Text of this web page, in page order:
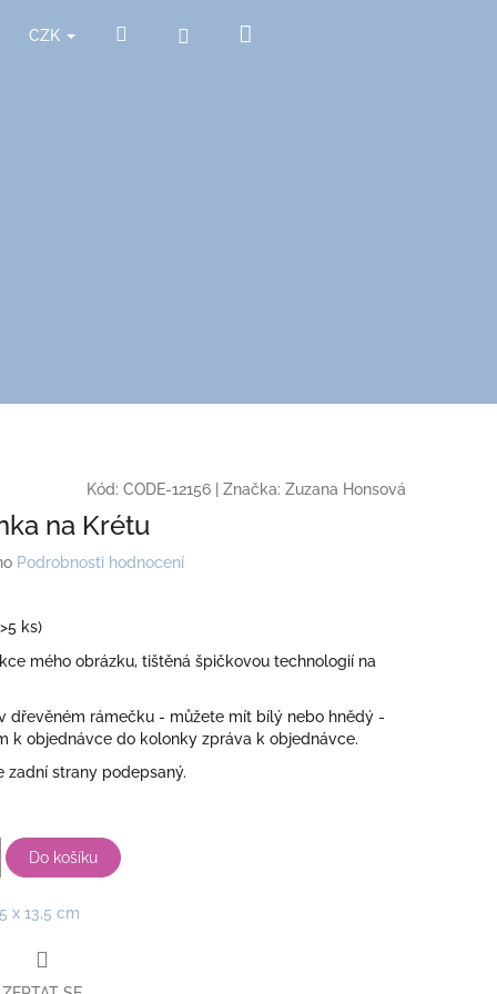
CZK Hledat Přihlášení
Kód: CODE-12156 Značka: Zuzana Honsová
na Krétu
Podrobnosti hodnocení
ks)
mého obrázku, tištěná špičkovou technologií na
dřevěném rámečku - můžete mít bílý nebo hnědý -
k objednávce do kolonky zpráva k objednávce.
zadní strany podepsaný.
Do košíku
x 13,5 cm